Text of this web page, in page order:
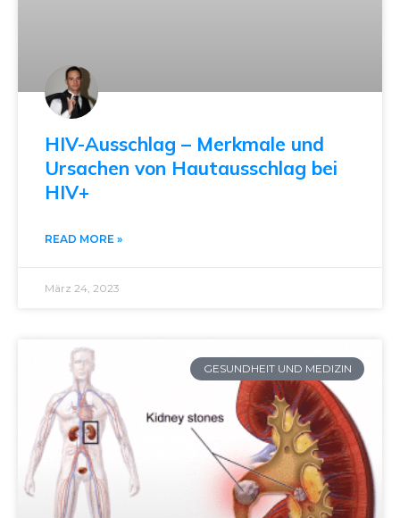
HIV-Ausschlag – Merkmale und
Ursachen von Hautausschlag bei
HIV+
READ MORE »
März 24, 2023
GESUNDHEIT UND MEDIZIN